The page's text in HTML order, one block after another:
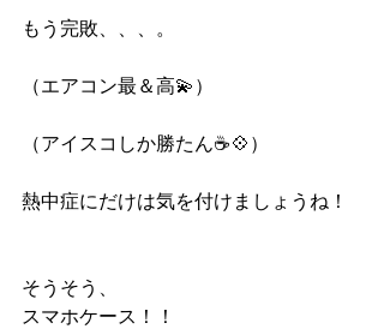
もう完敗、、、。
（エアコン最＆高💫）
（アイスコしか勝たん☕💠）
熱中症にだけは気を付けましょうね！
そうそう、
スマホケース！！